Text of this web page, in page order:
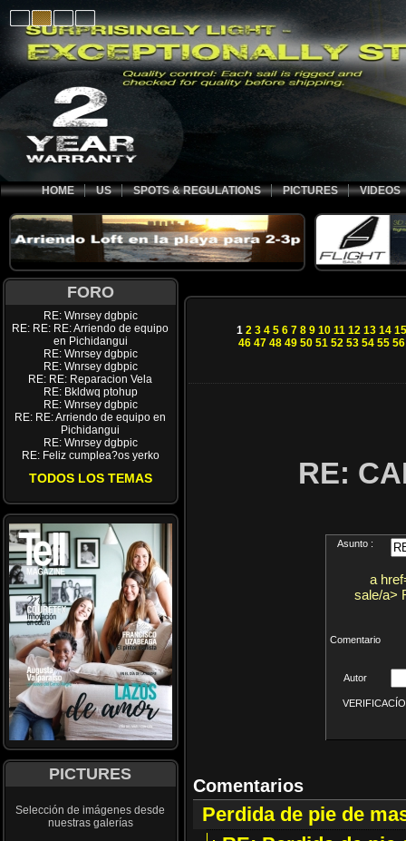
HOME US SPOTS & REGULATIONS PICTURES VIDEOS
FORO
RE: Wnrsey dgbpic
RE: RE: RE: Arriendo de equipo
en Pichidangui
RE: Wnrsey dgbpic
RE: Wnrsey dgbpic
RE: RE: Reparacion Vela
RE: Bkldwq ptohup
RE: Wnrsey dgbpic
RE: RE: Arriendo de equipo en
Pichidangui
RE: Wnrsey dgbpic
RE: Feliz cumplea?os yerko
TODOS LOS TEMAS
PICTURES
Selección de imágenes desde
nuestras galerías
1 2 3 4 5 6 7 8 9 10 11 12 13 14 15
46 47 48 49 50 51 52 53 54 55 56
RE:
Asunto :
a
sale/a>
Comentario
Autor
Comentarios
Perdida de pie de